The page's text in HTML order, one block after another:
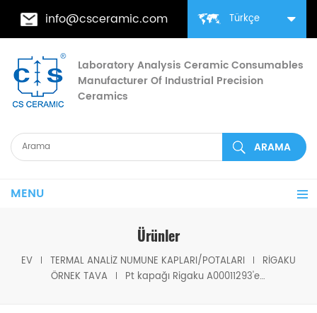
Türkçe
info@csceramic.com
Laboratory Analysis Ceramic Consumables
Manufacturer Of Industrial Precision
Ceramics
MENU
Ürünler
EV TERMAL ANALIZ NUMUNE KAPLARI/POTALARI
RIGAKU
ÖRNEK TAVA
Pt kapağı Rigaku A00011293'e eşdeğer